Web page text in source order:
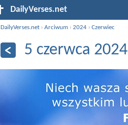
DailyVerses.net
DailyVerses.net ›Arciwum ›2024 ›Czerwiec
5 czerwca 2024